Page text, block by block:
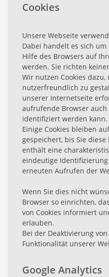
Cookies
Unsere Webseite
Dabei handelt es sich
Hilfe des Browsers auf
werden. Sie richten
Wir nutzen Cookies dazu,
nutzerfreundlich zu
unserer Internetseite
aufrufende Browser
identifiziert werden kann.
Einige Cookies bleiben
gespeichert, bis Sie diese
enthält eine
eindeutige
erneuten Aufrufen der
Wenn Sie dies nicht
Browser so einrichten,
von Cookies informiert
erlauben.
Bei der Deaktivierung
Funktionalität unserer
Google Analytics